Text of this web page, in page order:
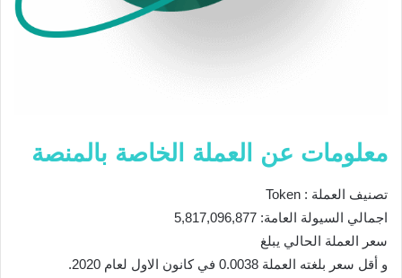
معلومات عن العملة الخاصة بالمنصة
تصنيف العملة : Token
اجمالي السيولة العامة: 5,817,096,877
سعر العملة الحالي يبلغ
و أقل سعر بلغته العملة 0.0038 في كانون الاول لعام 2020.